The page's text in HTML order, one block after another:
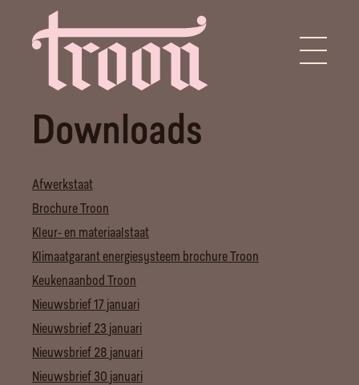
Downloads
Afwerkstaat
Brochure Troon
Kleur- en materiaalstaat
Klimaatgarant energiesysteem brochure Troon
Keukenaanbod Troon
Nieuwsbrief 17 januari
Nieuwsbrief 23 januari
Nieuwsbrief 28 januari
Nieuwsbrief 30 januari